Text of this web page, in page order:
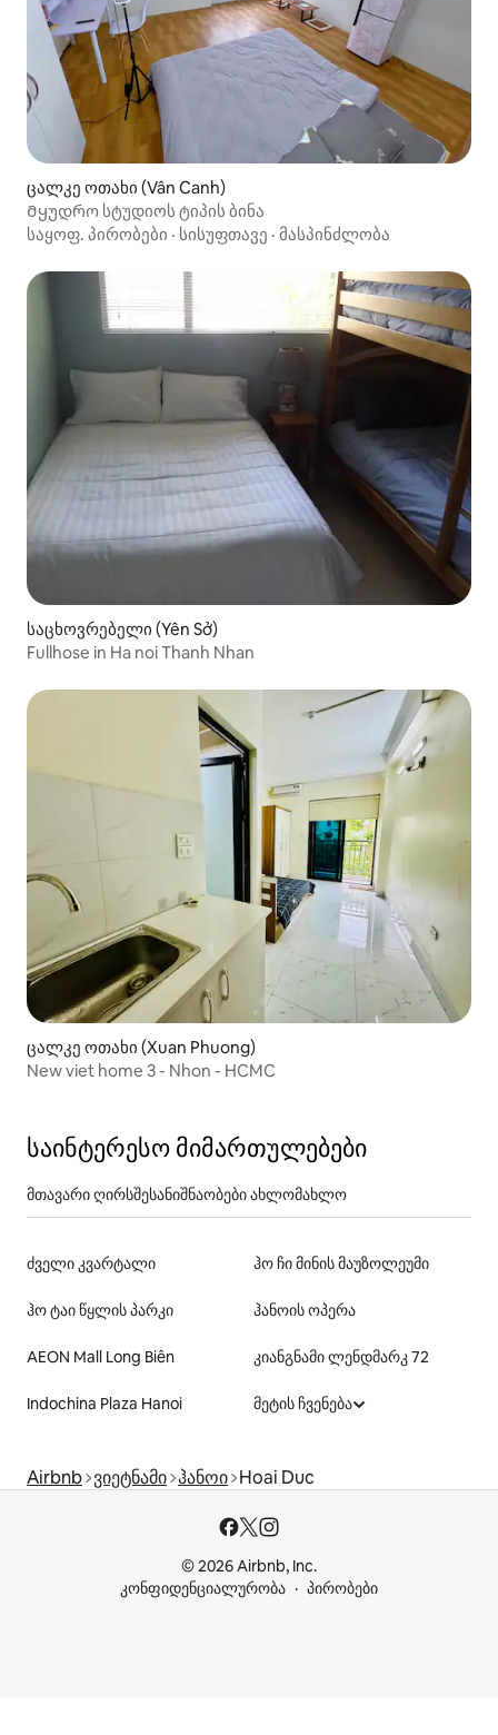
ცალკე ოთახი (Vân Canh)
Მყუდრო სტუდიოს ტიპის ბინა
საყოფ. პირობები · სისუფთავე · მასპინძლობა
საცხოვრებელი (Yên Sở)
Fullhose in Ha noi Thanh Nhan
ცალკე ოთახი (Xuan Phuong)
New viet home 3 - Nhon - HCMC
საინტერესო მიმართულებები
მთავარი ღირსშესანიშნაობები ახლომახლო
ძველი კვარტალი ჰო ჩი მინის მაუზოლეუმი
ჰო ტაი წყლის პარკი ჰანოის ოპერა
AEON Mall Long Biên კიანგნამი ლენდმარკ 72
Indochina Plaza Hanoi მეტის ჩვენება
Airbnb ვიეტნამი ჰანოი Hoai Duc
© 2026 Airbnb, Inc.
კონფიდენციალურობა
პირობები